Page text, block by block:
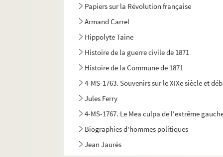
Papiers sur la Révolution française
Armand Carrel
Hippolyte Taine
Histoire de la guerre civile de 1871
Histoire de la Commune de 1871
4-MS-1763. Souvenirs sur le XIXe siècle et
Jules Ferry
4-MS-1767. Le Mea culpa de l'extrême
Biographies d'hommes politiques
Jean Jaurès